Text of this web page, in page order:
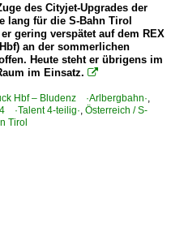
des Cityjet-Upgrades der
lang für die S-Bahn Tirol
gering verspätet auf dem REX
an der sommerlichen
Heute steht er übrigens im
im Einsatz. 
Hbf – Bludenz ·Arlbergbahn·
·Talent 4-teilig· Österreich / S-
Tirol